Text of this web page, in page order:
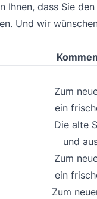
Ihnen, dass Sie
Und wir
Zum
ein
Die alte
und
Zum
ein
Zum